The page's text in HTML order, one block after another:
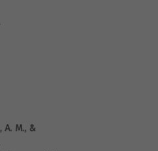
A. M., &